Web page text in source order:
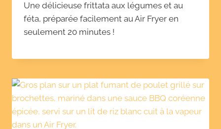
Une délicieuse frittata aux légumes et au
féta, préparée facilement au Air Fryer en
seulement 20 minutes !